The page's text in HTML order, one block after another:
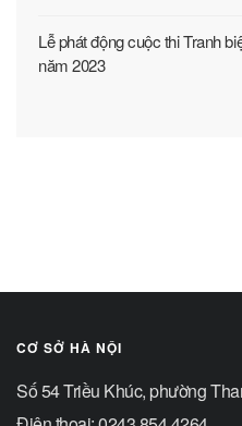
Lễ phát động cuộc thi Tranh
năm 2023
CƠ SỞ HÀ NỘI
Số 54 Triều Khúc, phường